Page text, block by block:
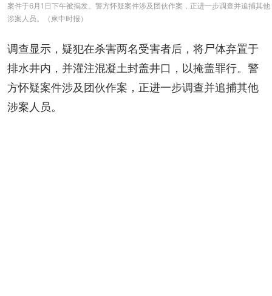
案件于6月1日下午被揭发。警方怀疑案件涉及团伙作案，正进一步调查并追捕其他
涉案人员。（柬中时报）
调查显示，疑犯在杀害两名受害者后，将尸体弃置于
排水井内，并灌注混凝土封盖井口，以掩盖罪行。警
方怀疑案件涉及团伙作案，正进一步调查并追捕其他
涉案人员。